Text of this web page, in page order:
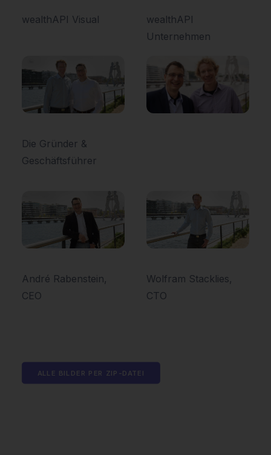
wealthAPI Visual
wealthAPI
Unternehmen
Die Gründer &
Geschäftsführer
André Rabenstein,
CEO
Wolfram Stacklies,
CTO
ALLE BILDER PER ZIP-DATEI